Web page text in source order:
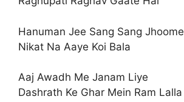
Hanuman Jee Sang Sang Jhoome
Nikat Na Aaye Koi Bala
Aaj Awadh Me Janam Liye
Dashrath Ke Ghar Mein Ram Lalla